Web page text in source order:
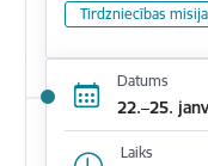
Tirdzniecības misija
Datums
22.–25.
Laiks